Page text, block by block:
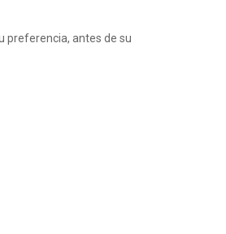
preferencia, antes de su